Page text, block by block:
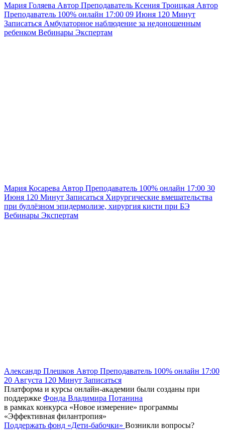
Мария Голяева Автор Преподаватель Ксения Троицкая Автор
Преподаватель 100% онлайн 17:00 09 Июня 120 Минут
Записаться Амбулаторное наблюдение за недоношенным
ребенком Вебинары Экспертам
Мария Косарева Автор Преподаватель 100% онлайн 17:00 30
Июня 120 Минут Записаться Хирургические вмешательства
при буллёзном эпидермолизе, хирургия кисти при БЭ
Вебинары Экспертам
Александр Плешков Автор Преподаватель 100% онлайн 17:00
20 Августа 120 Минут Записаться
Платформа и курсы онлайн-академии были созданы при
поддержке Фонда Владимира Потанина
в рамках конкурса «Новое измерение» программы
«Эффективная филантропия»
Поддержать фонд «Дети-бабочки» Возникли вопросы?